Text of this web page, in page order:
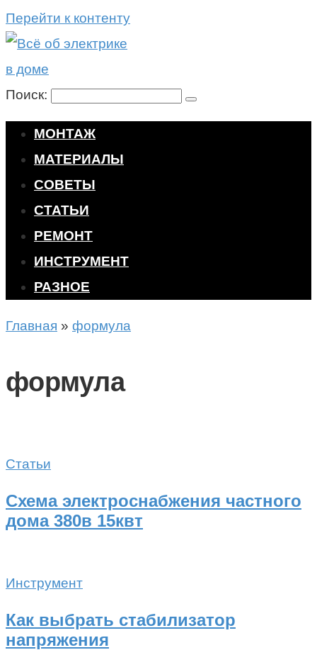
Перейти к контенту
Поиск:
МОНТАЖ
МАТЕРИАЛЫ
СОВЕТЫ
СТАТЬИ
РЕМОНТ
ИНСТРУМЕНТ
РАЗНОЕ
Главная » формула
формула
Статьи
Схема электроснабжения частного
дома 380в 15квт
Инструмент
Как выбрать стабилизатор
напряжения